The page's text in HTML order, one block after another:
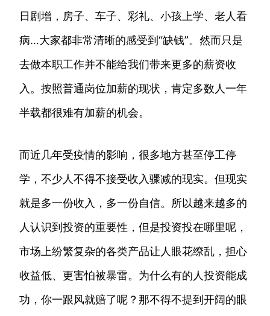
日剧增，房子、车子、彩礼、小孩上学、老人看
病…大家都非常清晰的感受到“缺钱”。然而只是
去做本职工作并不能给我们带来更多的薪资收
入。按照普通岗位加薪的现状，肯定多数人一年
半载都很难有加薪的机会。
而近几年受疫情的影响，很多地方甚至停工停
学，不少人不得不接受收入骤减的现实。但现实
就是多一份收入，多一份自信。所以越来越多的
人认识到投资的重要性，但是投资投在哪里呢，
市场上纷繁复杂的各类产品让人眼花缭乱，担心
收益低、更害怕被暴雷。为什么有的人投资能成
功，你一跟风就赔了呢？那不得不提到开阔的眼